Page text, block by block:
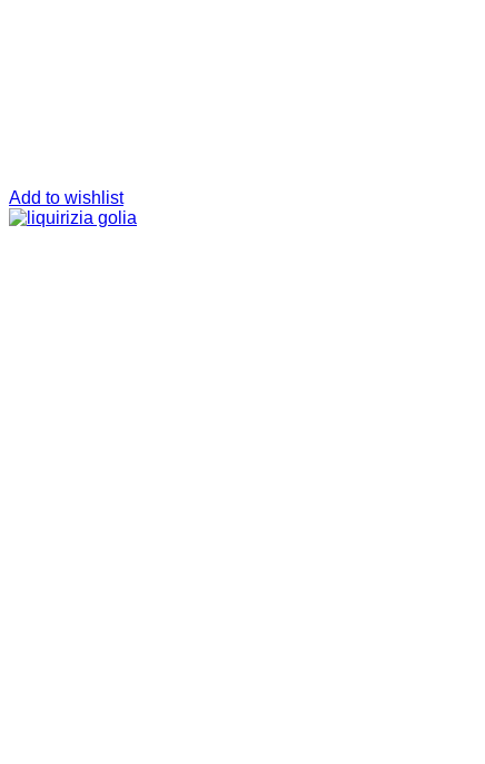
Add to wishlist